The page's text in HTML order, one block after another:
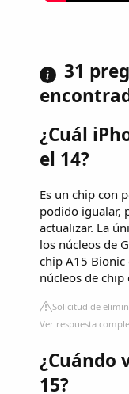
31
¿Cuál
el 14?
Es un chip con
podido igualar,
actualizar. La
los núcleos de
chip A15 Bionic
núcleos de chip
Solicitud de
Ver respuesta
¿Cuándo
15?